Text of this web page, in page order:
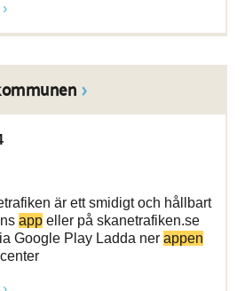
är ett smidigt och hållbart
app eller på skanetrafiken.se
Google Play Ladda ner appen